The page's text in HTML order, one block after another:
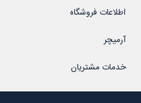
اطلاعات فروشگاه
آرمیچر
خدمات مشتریان